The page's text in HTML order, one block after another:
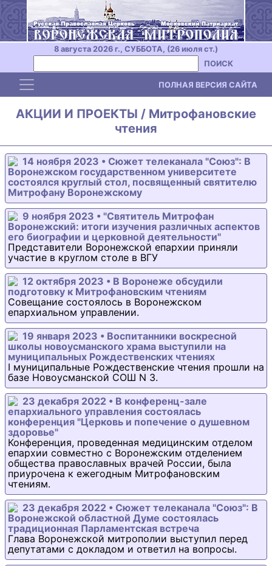
8 августа 2026 г., СУББОТА, (26 июля ст.)
ПОИСК
Toggle navigation ПОЛНАЯ ВЕРСИЯ САЙТА
АКЦИИ И ПРОЕКТЫ / Митрофановские
чтения
14 ноября 2023 • Сюжет телеканала "Союз": В
Воронежском государственном университете
состоялся круглый стол, посвященный святителю
Митрофану Воронежскому
9 ноября 2023 • "Святитель Митрофан
Воронежский: итоги изучения различных аспектов
его биографии и церковной деятельности"
Представители Воронежской епархии приняли
участие в круглом столе в ВГУ
12 октября 2023 • В Воронеже обсудили
подготовку к Митрофановским чтениям
Совещание состоялось в Воронежском
епархиальном управлении.
19 января 2023 • Воспитанники воскресной
школы новоусманского храма выступили на
муниципальных Рождественских чтениях
I муниципальные Рождественские чтения прошли на
базе Новоусманской СОШ N 3.
23 декабря 2022 • В конференц-зале
епархиального управления состоялась
конференция "Церковь и попечение о душевном
здоровье"
Конференция, проведенная медицинским отделом
епархии совместно с Воронежским отделением
общества православных врачей России, была
приурочена к ежегодным Митрофановским
чтениям.
23 декабря 2022 • Сюжет телеканала "Союз": В
Воронежской областной Думе состоялась
традиционная Парламентская встреча
Глава Воронежской митрополии выступил перед
депутатами с докладом и ответил на вопросы.